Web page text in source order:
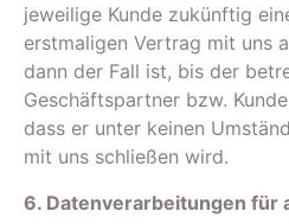
jeweilige Kunde zukünftig
erstmaligen Vertrag mit uns
dann der Fall ist, bis der
Geschäftspartner bzw.
dass er unter keinen
mit uns schließen wird.
6. Datenverarbeitungen für